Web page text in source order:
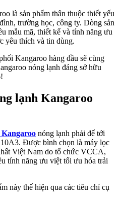
là sản phẩm thân thuộc thiết yếu
trường học, công ty. Dòng sản
mẫu mã, thiết kế và tính năng ưu
yêu thích và tin dùng.
Kangaroo hàng đầu sẽ cùng
nóng lạnh đáng sở hữu
lạnh Kangaroo
nóng lạnh phải để tới
Được bình chọn là máy lọc
Việt Nam do tổ chức VCCA,
tính năng ưu việt tối ưu hóa trải
này thể hiện qua các tiêu chí cụ